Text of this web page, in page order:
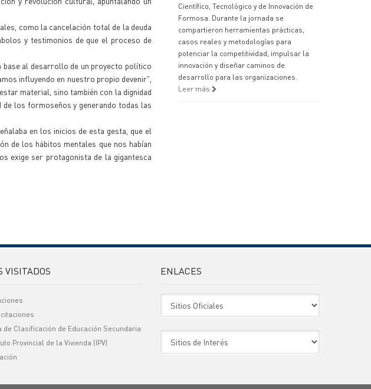
como la cancelación total de la deuda
y testimonios de que el proceso de
base al desarrollo de un proyecto político
influyendo en nuestro propio devenir",
material, sino también con la dignidad
los formoseños y generando todas las
en los inicios de esta gesta, que el
de los hábitos mentales que nos habían
exige ser protagonista de la gigantesca
Científico, Tecnológico y de Innovación de
Formosa. Durante la jornada se
compartieron herramientas prácticas,
casos reales y metodologías para
potenciar la competitividad, impulsar la
innovación y diseñar caminos de
desarrollo para las organizaciones.
Leer más
VISITADOS
de Clasificación de Educación Secundaria
Provincial de la Vivienda (IPV)
ENLACES